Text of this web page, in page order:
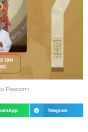
Pascom
Telegram